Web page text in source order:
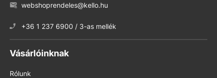
webshoprendeles@kello.hu
+36 1 237 6900 / 3-as mellék
Vásárlóinknak
Rólunk